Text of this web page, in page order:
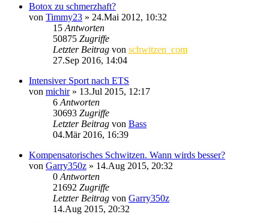
Botox zu schmerzhaft?
von Timmy23 » 24.Mai 2012, 10:32
15 Antworten
50875 Zugriffe
Letzter Beitrag von schwitzen_com
27.Sep 2016, 14:04
Intensiver Sport nach ETS
von michir» 13.Jul 2015, 12:17
6 Antworten
30693 Zugriffe
Letzter Beitrag von Bass
04.Mär 2016, 16:39
Kompensatorisches Schwitzen. Wann wirds besser?
von Garry350z » 14.Aug 2015, 20:32
0 Antworten
21692 Zugriffe
Letzter Beitrag von Garry350z
14.Aug 2015, 20:32